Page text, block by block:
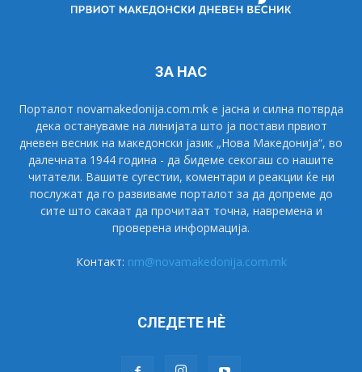
ЗА НАС
Порталот novamakedonija.com.mk е јасна и силна потврда
дека остануваме на линијата што ја постави првиот
дневен весник на македонски јазик „Нова Македонија“, во
далечната 1944 година - да бидеме секогаш со нашите
читатели. Вашите сугестии, коментари и реакции ќе ни
послужат да го развиваме порталот за да допреме до
сите што сакаат да прочитаат точна, навремена и
проверена информација.
Контакт: nm@novamakedonija.com.mk
СЛЕДЕТЕ НÈ